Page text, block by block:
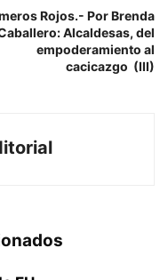
Rojos.- Por Brenda
Alcaldesas, del
empoderamiento al
cacicazgo (III)